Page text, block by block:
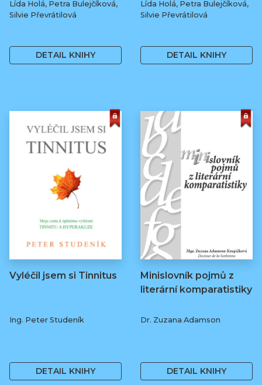
Lída Holá, Petra Bulejčíková,
Silvie Převrátilová
DETAIL KNIHY
Lída Holá, Petra Bulejčíková,
Silvie Převrátilová
DETAIL KNIHY
Vyléčil jsem si Tinnitus
Ing. Peter Studeník
DETAIL KNIHY
Minislovník pojmů z
literární komparatistiky
Dr. Zuzana Adamson
DETAIL KNIHY